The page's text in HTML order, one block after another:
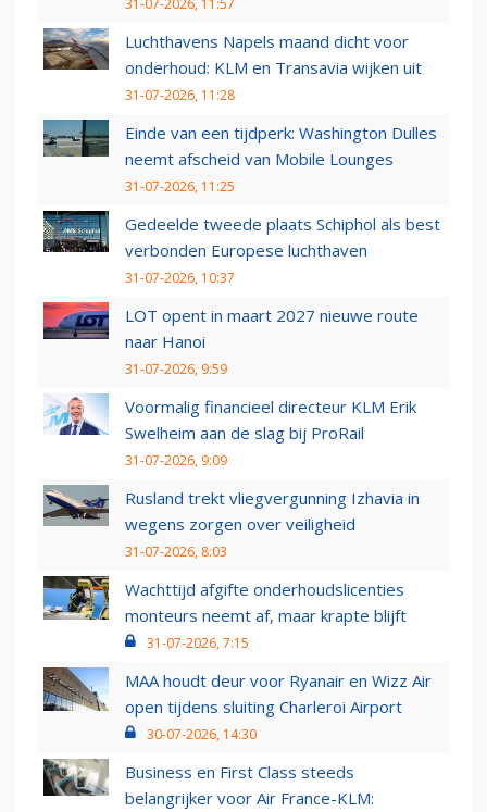
31-07-2026, 11:57
Luchthavens Napels maand dicht voor
onderhoud: KLM en Transavia wijken uit
31-07-2026, 11:28
Einde van een tijdperk: Washington Dulles
neemt afscheid van Mobile Lounges
31-07-2026, 11:25
Gedeelde tweede plaats Schiphol als best
verbonden Europese luchthaven
31-07-2026, 10:37
LOT opent in maart 2027 nieuwe route
naar Hanoi
31-07-2026, 9:59
Voormalig financieel directeur KLM Erik
Swelheim aan de slag bij ProRail
31-07-2026, 9:09
Rusland trekt vliegvergunning Izhavia in
wegens zorgen over veiligheid
31-07-2026, 8:03
Wachttijd afgifte onderhoudslicenties
monteurs neemt af, maar krapte blijft
31-07-2026, 7:15
MAA houdt deur voor Ryanair en Wizz Air
open tijdens sluiting Charleroi Airport
30-07-2026, 14:30
Business en First Class steeds
belangrijker voor Air France-KLM: